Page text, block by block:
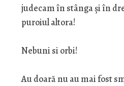
judecam în stânga și în
puroiul altora!
Nebuni si orbi!
Au doară nu au mai fost